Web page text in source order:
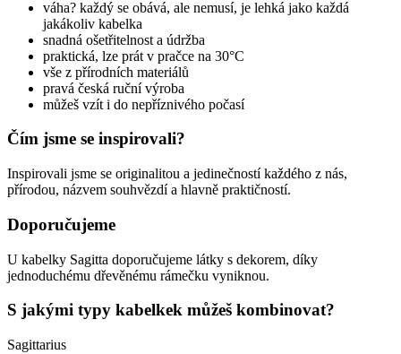
váha? každý se obává, ale nemusí, je lehká jako každá
jakákoliv kabelka
snadná ošetřitelnost a údržba
praktická, lze prát v pračce na 30°C
vše z přírodních materiálů
pravá česká ruční výroba
můžeš vzít i do nepříznivého počasí
Čím jsme se inspirovali?
Inspirovali jsme se originalitou a jedinečností každého z nás,
přírodou, názvem souhvězdí a hlavně praktičností.
Doporučujeme
U kabelky Sagitta doporučujeme látky s dekorem, díky
jednoduchému dřevěnému rámečku vyniknou.
S jakými typy kabelkek můžeš kombinovat?
Sagittarius